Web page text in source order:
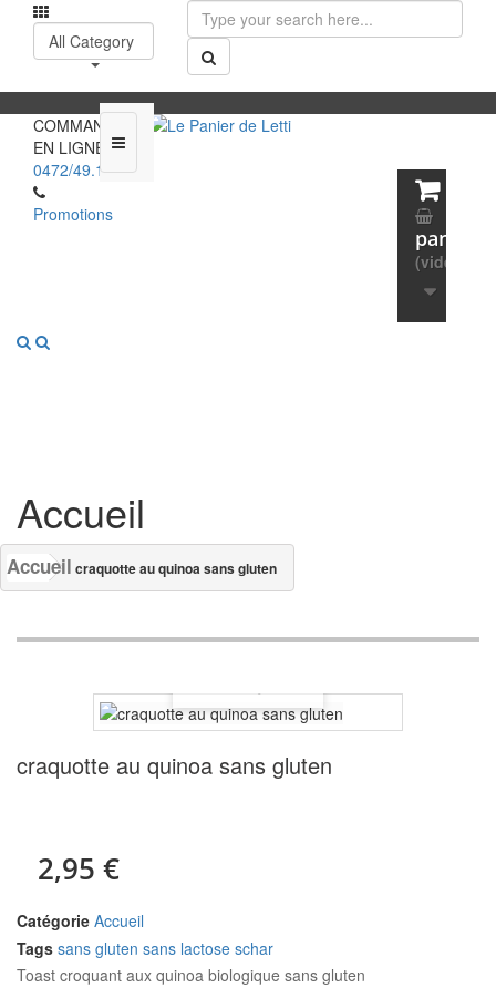
All Category
COMMANDEZ
EN LIGNE :
0472/49.13.65
Promotions
panier
(vide)
Accueil
Accueil craquotte au quinoa sans gluten
craquotte au quinoa sans gluten
2,95 €
Catégorie Accueil
Tags sans gluten sans lactose schar
Toast croquant aux quinoa biologique sans gluten